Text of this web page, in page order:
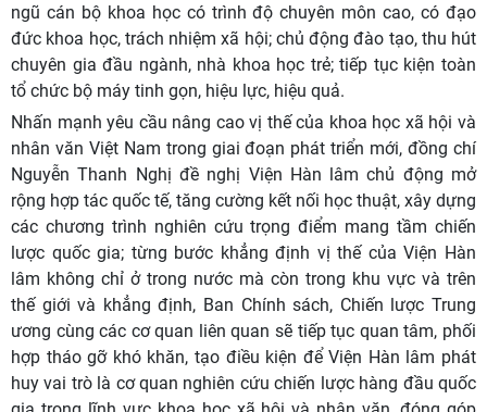
ngũ cán bộ khoa học có trình độ chuyên môn cao, có đạo
đức khoa học, trách nhiệm xã hội; chủ động đào tạo, thu hút
chuyên gia đầu ngành, nhà khoa học trẻ; tiếp tục kiện toàn
tổ chức bộ máy tinh gọn, hiệu lực, hiệu quả.
Nhấn mạnh yêu cầu nâng cao vị thế của khoa học xã hội và
nhân văn Việt Nam trong giai đoạn phát triển mới, đồng chí
Nguyễn Thanh Nghị đề nghị Viện Hàn lâm chủ động mở
rộng hợp tác quốc tế, tăng cường kết nối học thuật, xây dựng
các chương trình nghiên cứu trọng điểm mang tầm chiến
lược quốc gia; từng bước khẳng định vị thế của Viện Hàn
lâm không chỉ ở trong nước mà còn trong khu vực và trên
thế giới và khẳng định, Ban Chính sách, Chiến lược Trung
ương cùng các cơ quan liên quan sẽ tiếp tục quan tâm, phối
hợp tháo gỡ khó khăn, tạo điều kiện để Viện Hàn lâm phát
huy vai trò là cơ quan nghiên cứu chiến lược hàng đầu quốc